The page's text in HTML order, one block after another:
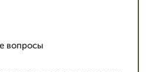
вопросы